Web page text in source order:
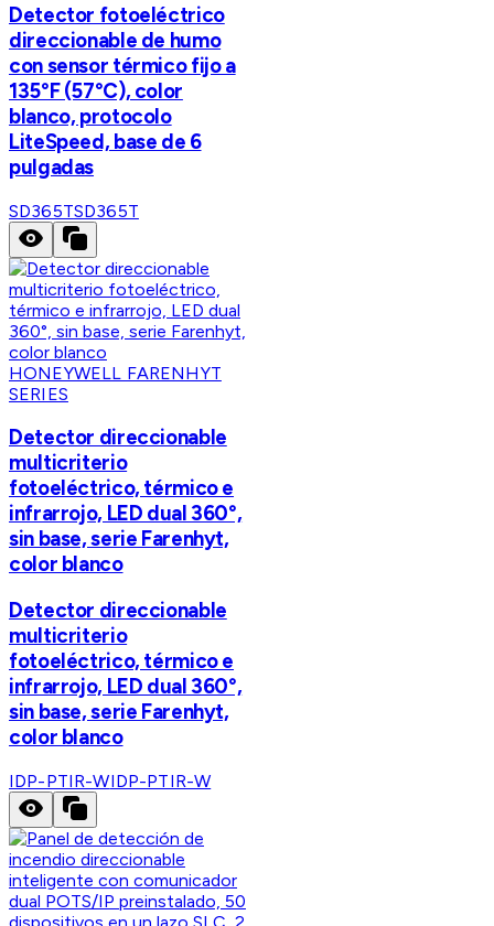
Detector fotoeléctrico
direccionable de humo
con sensor térmico fijo a
135°F (57°C), color
blanco, protocolo
LiteSpeed, base de 6
pulgadas
SD365TSD365T
HONEYWELL FARENHYT
SERIES
Detector direccionable
multicriterio
fotoeléctrico, térmico e
infrarrojo, LED dual 360°,
sin base, serie Farenhyt,
color blanco
Detector direccionable
multicriterio
fotoeléctrico, térmico e
infrarrojo, LED dual 360°,
sin base, serie Farenhyt,
color blanco
IDP-PTIR-WIDP-PTIR-W